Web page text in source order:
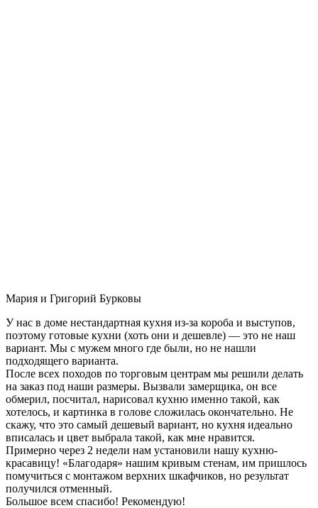
Мария и Григорий Бурковы
У нас в доме нестандартная кухня из-за короба и выступов,
поэтому готовые кухни (хоть они и дешевле) — это не наш
вариант. Мы с мужем много где были, но не нашли
подходящего варианта.
После всех походов по торговым центрам мы решили делать
на заказ под наши размеры. Вызвали замерщика, он все
обмерил, посчитал, нарисовал кухню именно такой, как
хотелось, и картинка в голове сложилась окончательно. Не
скажу, что это самый дешевый вариант, но кухня идеально
вписалась и цвет выбрала такой, как мне нравится.
Примерно через 2 недели нам установили нашу кухню-
красавицу! «Благодаря» нашим кривым стенам, им пришлось
помучиться с монтажом верхних шкафчиков, но результат
получился отменный.
Большое всем спасибо! Рекомендую!